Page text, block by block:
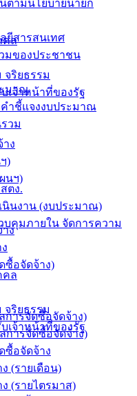
คล
จริยธรรม
เจ้าหน้าที่ของรัฐ
ง
)
นฯ)
ง
ซื้อจัดจ้าง)
การจัดซื้อจัดจ้าง)
ารจัดซื้อจัดจ้าง)
ซื้อจัดจ้าง
(รายเดือน)
(รายไตรมาส)
ตามนโยบายนายก
ยีสารสนเทศ
มของประชาชน
ะมาณ
ำชี้แจงงบประมาณ
วม
ตง.
นินงาน (งบประมาณ)
บคุมภายใน จัดการความ
คล
จริยธรรม
เจ้าหน้าที่ของรัฐ
งศิลา จังหวัดชลบุรี |